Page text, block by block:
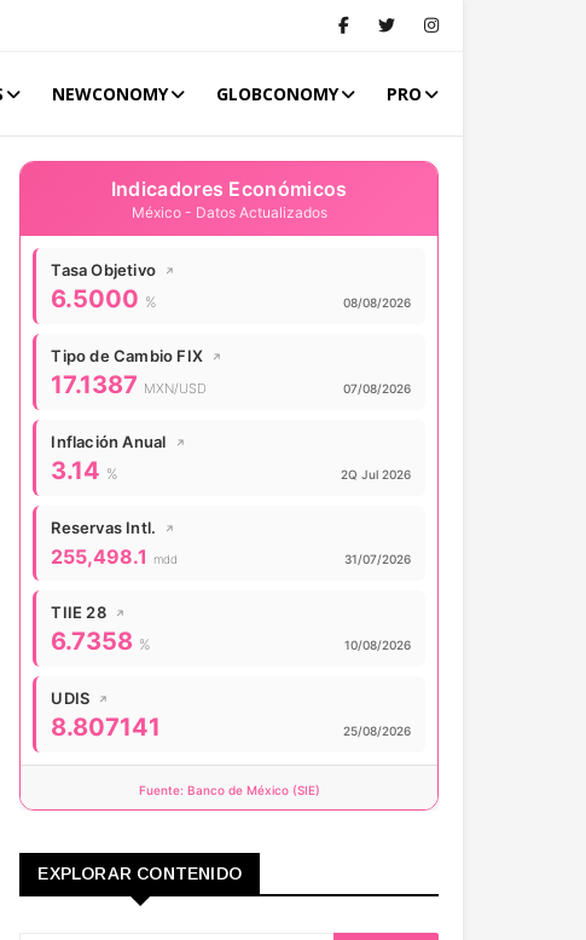
NEWCONOMY GLOBCONOMY PRO
Indicadores Económicos
México - Datos Actualizados
Tasa Objetivo ↗
Valor actual:
6.5000 % Actualizado:
08/08/2026
Tipo de Cambio FIX ↗
Valor actual:
17.1387 MXN/USD Actualizado:
07/08/2026
Inflación Anual ↗
Valor actual:
3.14 % Actualizado:
2Q Jul 2026
Reservas Intl. ↗
Valor actual:
255,498.1 mdd Actualizado:
31/07/2026
TIIE 28 ↗
Valor actual:
6.7358 % Actualizado:
10/08/2026
UDIS ↗
Valor actual:
8.807141 Actualizado:
25/08/2026
Fuente: Banco de México (SIE)
EXPLORAR CONTENIDO